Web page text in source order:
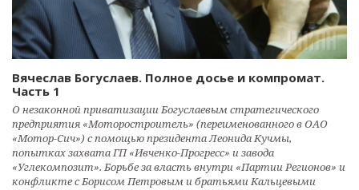
Вячеслав Богуслаев. Полное досье и компромат.
Часть 1
О незаконной приватизации Богуслаевым стратегического
предприятия «Моторостроитель» (переименованного в ОАО
«Мотор-Сич») с помощью президента Леонида Кучмы,
попытках захвата ГП «Ивченко-Прогресс» и завода
«Углекомпозит». Борьбе за власть внутри «Партии Регионов» и
конфликте с Борисом Петровым и братьями Кальцевыми